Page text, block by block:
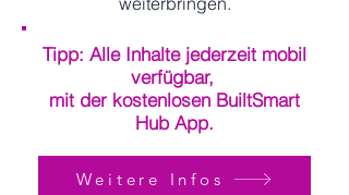
Tipp: Alle Inhalte jederzeit mobil
verfügbar,
mit der kostenlosen BuiltSmart
Hub App.
Weitere Infos